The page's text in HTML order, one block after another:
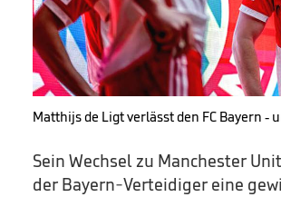
Matthijs de Ligt verlässt den FC Bayern -
Sein Wechsel zu Manchester
der Bayern-Verteidiger eine